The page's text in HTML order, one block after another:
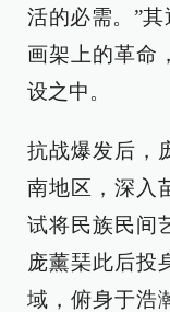
活的必需。”
画架上的革命
设之中。
抗战爆发后，
南地区，深入
试将民族民间
庞薰琹此后投
域，俯身于浩